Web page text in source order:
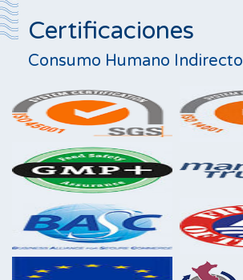
Certificaciones
Consumo Humano Indirecto